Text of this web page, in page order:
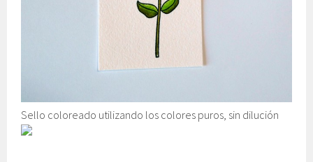
Sello coloreado utilizando los colores puros, sin dilución